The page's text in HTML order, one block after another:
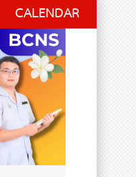
CALENDAR